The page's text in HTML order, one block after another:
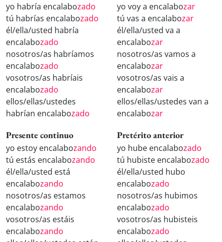
yo habría encalabozado
tú habrías encalabozado
él/ella/usted habría
encalabozado
nosotros/as habríamos
encalabozado
vosotros/as habríais
encalabozado
ellos/ellas/ustedes
habrían encalabozado
yo voy a encalabozar
tú vas a encalabozar
él/ella/usted va a
encalabozar
nosotros/as vamos a
encalabozar
vosotros/as vais a
encalabozar
ellos/ellas/ustedes van a
encalabozar
Presente continuo
yo estoy encalabozando
tú estás encalabozando
él/ella/usted está
encalabozando
nosotros/as estamos
encalabozando
vosotros/as estáis
encalabozando
Pretérito anterior
yo hube encalabozado
tú hubiste encalabozado
él/ella/usted hubo
encalabozado
nosotros/as hubimos
encalabozado
vosotros/as hubisteis
encalabozado